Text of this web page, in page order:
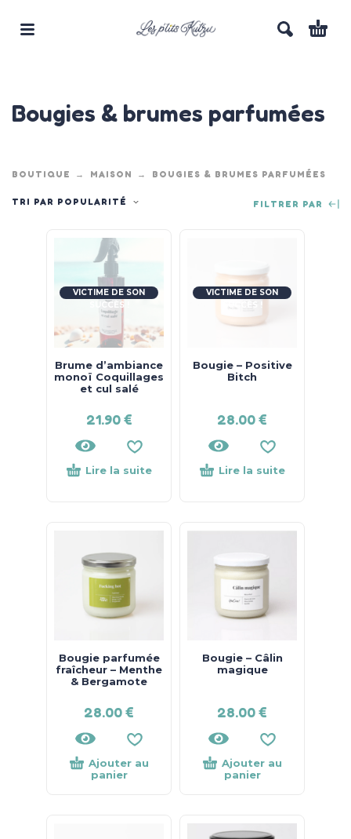
Bougies & brumes parfumées
BOUTIQUE MAISON BOUGIES & BRUMES PARFUMÉES
TRI PAR POPULARITÉ FILTRER PAR
VICTIME DE SON
SUCCÈS !
Brume d’ambiance
monoï Coquillages
et cul salé
21.90€
Lire la suite
VICTIME DE SON
SUCCÈS !
Bougie – Positive
Bitch
28.00€
Lire la suite
Bougie parfumée
fraîcheur – Menthe
& Bergamote
28.00€
Ajouter au
panier
Bougie – Câlin
magique
28.00€
Ajouter au
panier